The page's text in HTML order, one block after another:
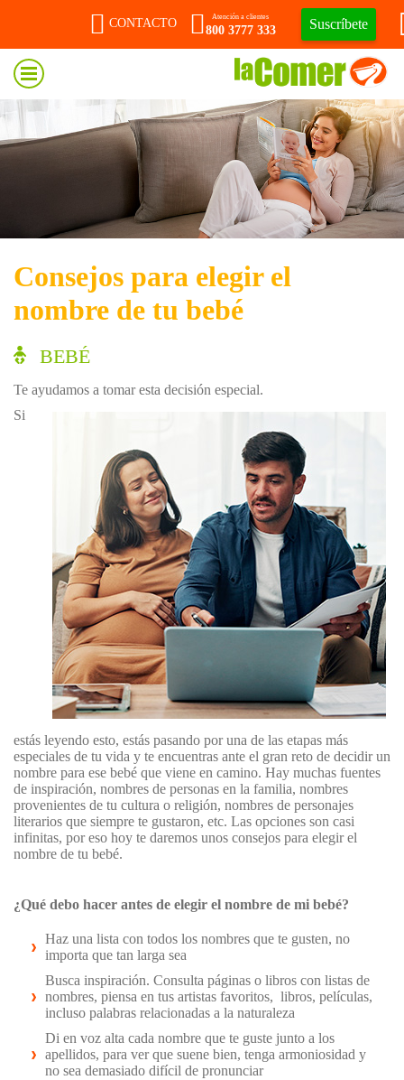
CONTACTO
Atención a clientes
800 3777 333 Suscríbete
Consejos para elegir el
nombre de tu bebé
BEBÉ
Te ayudamos a tomar esta decisión especial.
Si
estás leyendo esto, estás pasando por una de las etapas más
especiales de tu vida y te encuentras ante el gran reto de decidir un
nombre para ese bebé que viene en camino. Hay muchas fuentes
de inspiración, nombres de personas en la familia, nombres
provenientes de tu cultura o religión, nombres de personajes
literarios que siempre te gustaron, etc. Las opciones son casi
infinitas, por eso hoy te daremos unos consejos para elegir el
nombre de tu bebé.
¿Qué debo hacer antes de elegir el nombre de mi bebé?
Haz una lista con todos los nombres que te gusten, no
importa que tan larga sea
Busca inspiración. Consulta páginas o libros con listas de
nombres, piensa en tus artistas favoritos, libros, películas,
incluso palabras relacionadas a la naturaleza
Di en voz alta cada nombre que te guste junto a los
apellidos, para ver que suene bien, tenga armoniosidad y
no sea demasiado difícil de pronunciar